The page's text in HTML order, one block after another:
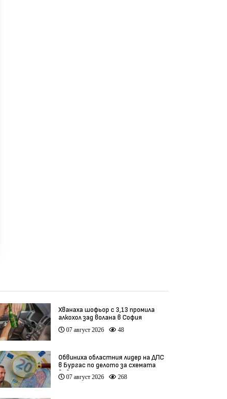
Хванаха шофьор с 3,13 промила
алкохол зад волана в София
07 август 2026 48
Обвиниха областния лидер на ДПС
в Бургас по делото за схемата
във ВиК
07 август 2026 268